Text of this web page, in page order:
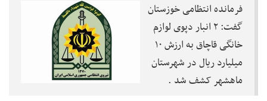
فرمانده انتظامی خوزستان
گفت: ۲ انبار دپوی لوازم
خانگی قاچاق به ارزش ۱۰
میلیارد ریال در شهرستان
ماهشهر کشف شد .